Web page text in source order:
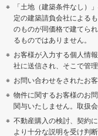
「土地（建築条件なし）
定の建築請負会社による
のものが同価格で建てら
るものではありません。
お客様が入力する個人情
社に送信され、そこで管理
お問い合わせをされたお
物件に関するお客様のお
関与いたしません。取扱
不動産購入の検討、契約
より十分な説明を受け判断